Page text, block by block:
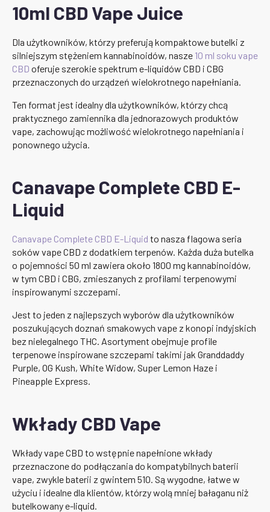
10ml CBD Vape Juice
Dla użytkowników, którzy preferują kompaktowe butelki z
silniejszym stężeniem kannabinoidów, nasze 10 ml soku vape
CBD oferuje szerokie spektrum e-liquidów CBD i CBG
przeznaczonych do urządzeń wielokrotnego napełniania.
Ten format jest idealny dla użytkowników, którzy chcą
praktycznego zamiennika dla jednorazowych produktów
vape, zachowując możliwość wielokrotnego napełniania i
ponownego użycia.
Canavape Complete CBD E-
Liquid
Canavape Complete CBD E-Liquid to nasza flagowa seria
soków vape CBD z dodatkiem terpenów. Każda duża butelka
o pojemności 50 ml zawiera około 1800 mg kannabinoidów,
w tym CBD i CBG, zmieszanych z profilami terpenowymi
inspirowanymi szczepami.
Jest to jeden z najlepszych wyborów dla użytkowników
poszukujących doznań smakowych vape z konopi indyjskich
bez nielegalnego THC. Asortyment obejmuje profile
terpenowe inspirowane szczepami takimi jak Granddaddy
Purple, OG Kush, White Widow, Super Lemon Haze i
Pineapple Express.
Wkłady CBD Vape
Wkłady vape CBD to wstępnie napełnione wkłady
przeznaczone do podłączania do kompatybilnych baterii
vape, zwykle baterii z gwintem 510. Są wygodne, łatwe w
użyciu i idealne dla klientów, którzy wolą mniej bałaganu niż
butelkowany e-liquid.